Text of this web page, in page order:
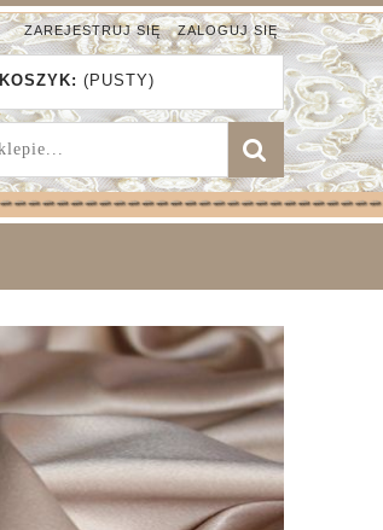
ZAREJESTRUJ SIĘ ZALOGUJ SIĘ
KOSZYK: (PUSTY)